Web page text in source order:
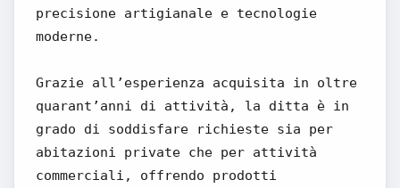
precisione artigianale e tecnologie
moderne.
Grazie all’esperienza acquisita in oltre
quarant’anni di attività, la ditta è in
grado di soddisfare richieste sia per
abitazioni private che per attività
commerciali, offrendo prodotti